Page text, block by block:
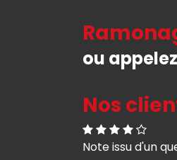
ou
Nos
Note issu d'un